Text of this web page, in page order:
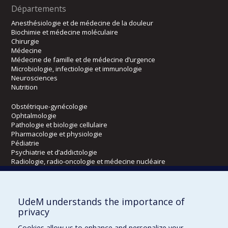
Départements
Anesthésiologie et de médecine de la douleur
Biochimie et médecine moléculaire
Chirurgie
Médecine
Médecine de famille et de médecine d’urgence
Microbiologie, infectiologie et immunologie
Neurosciences
Nutrition
Obstétrique-gynécologie
Ophtalmologie
Pathologie et biologie cellulaire
Pharmacologie et physiologie
Pédiatrie
Psychiatrie et d’addictologie
Radiologie, radio-oncologie et médecine nucléaire
Écoles
Kinésiologie et des sciences de l’activité physique
Orthophonie et audiologie
UdeM understands the importance of
privacy